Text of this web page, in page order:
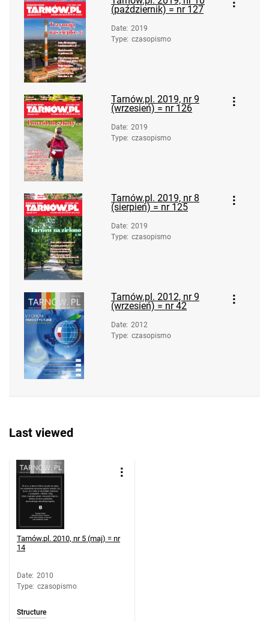
(październik) = nr 127
Date: 2019
Type: czasopismo
Tarnów.pl. 2019, nr 9
(wrzesień) = nr 126
Date: 2019
Type: czasopismo
Tarnów.pl. 2019, nr 8
(sierpień) = nr 125
Date: 2019
Type: czasopismo
Tarnów.pl. 2012, nr 9
(wrzesień) = nr 42
Date: 2012
Type: czasopismo
Last viewed
Tarnów.pl. 2010, nr 5 (maj) = nr
14
Date: 2010
Type: czasopismo
Structure